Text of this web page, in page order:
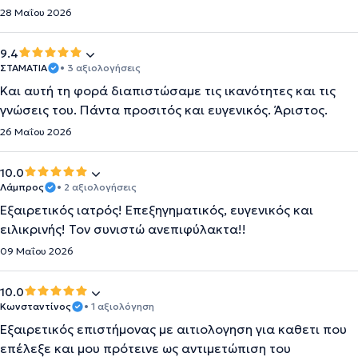
28 Μαΐου 2026
9.4
ΣΤΑΜΑΤΙΑ • 3 αξιολογήσεις
Και αυτή τη φορά διαπιστώσαμε τις ικανότητες και τις
γνώσεις του. Πάντα προσιτός και ευγενικός. Άριστος.
26 Μαΐου 2026
10.0
Λάμπρος • 2 αξιολογήσεις
Εξαιρετικός ιατρός! Επεξηγηματικός, ευγενικός και
ειλικρινής! Τον συνιστώ ανεπιφύλακτα!!
09 Μαΐου 2026
10.0
Κωνσταντίνος • 1 αξιολόγηση
Εξαιρετικός επιστήμονας με αιτιολογηση για καθετι που
επέλεξε και μου πρότεινε ως αντιμετώπιση του